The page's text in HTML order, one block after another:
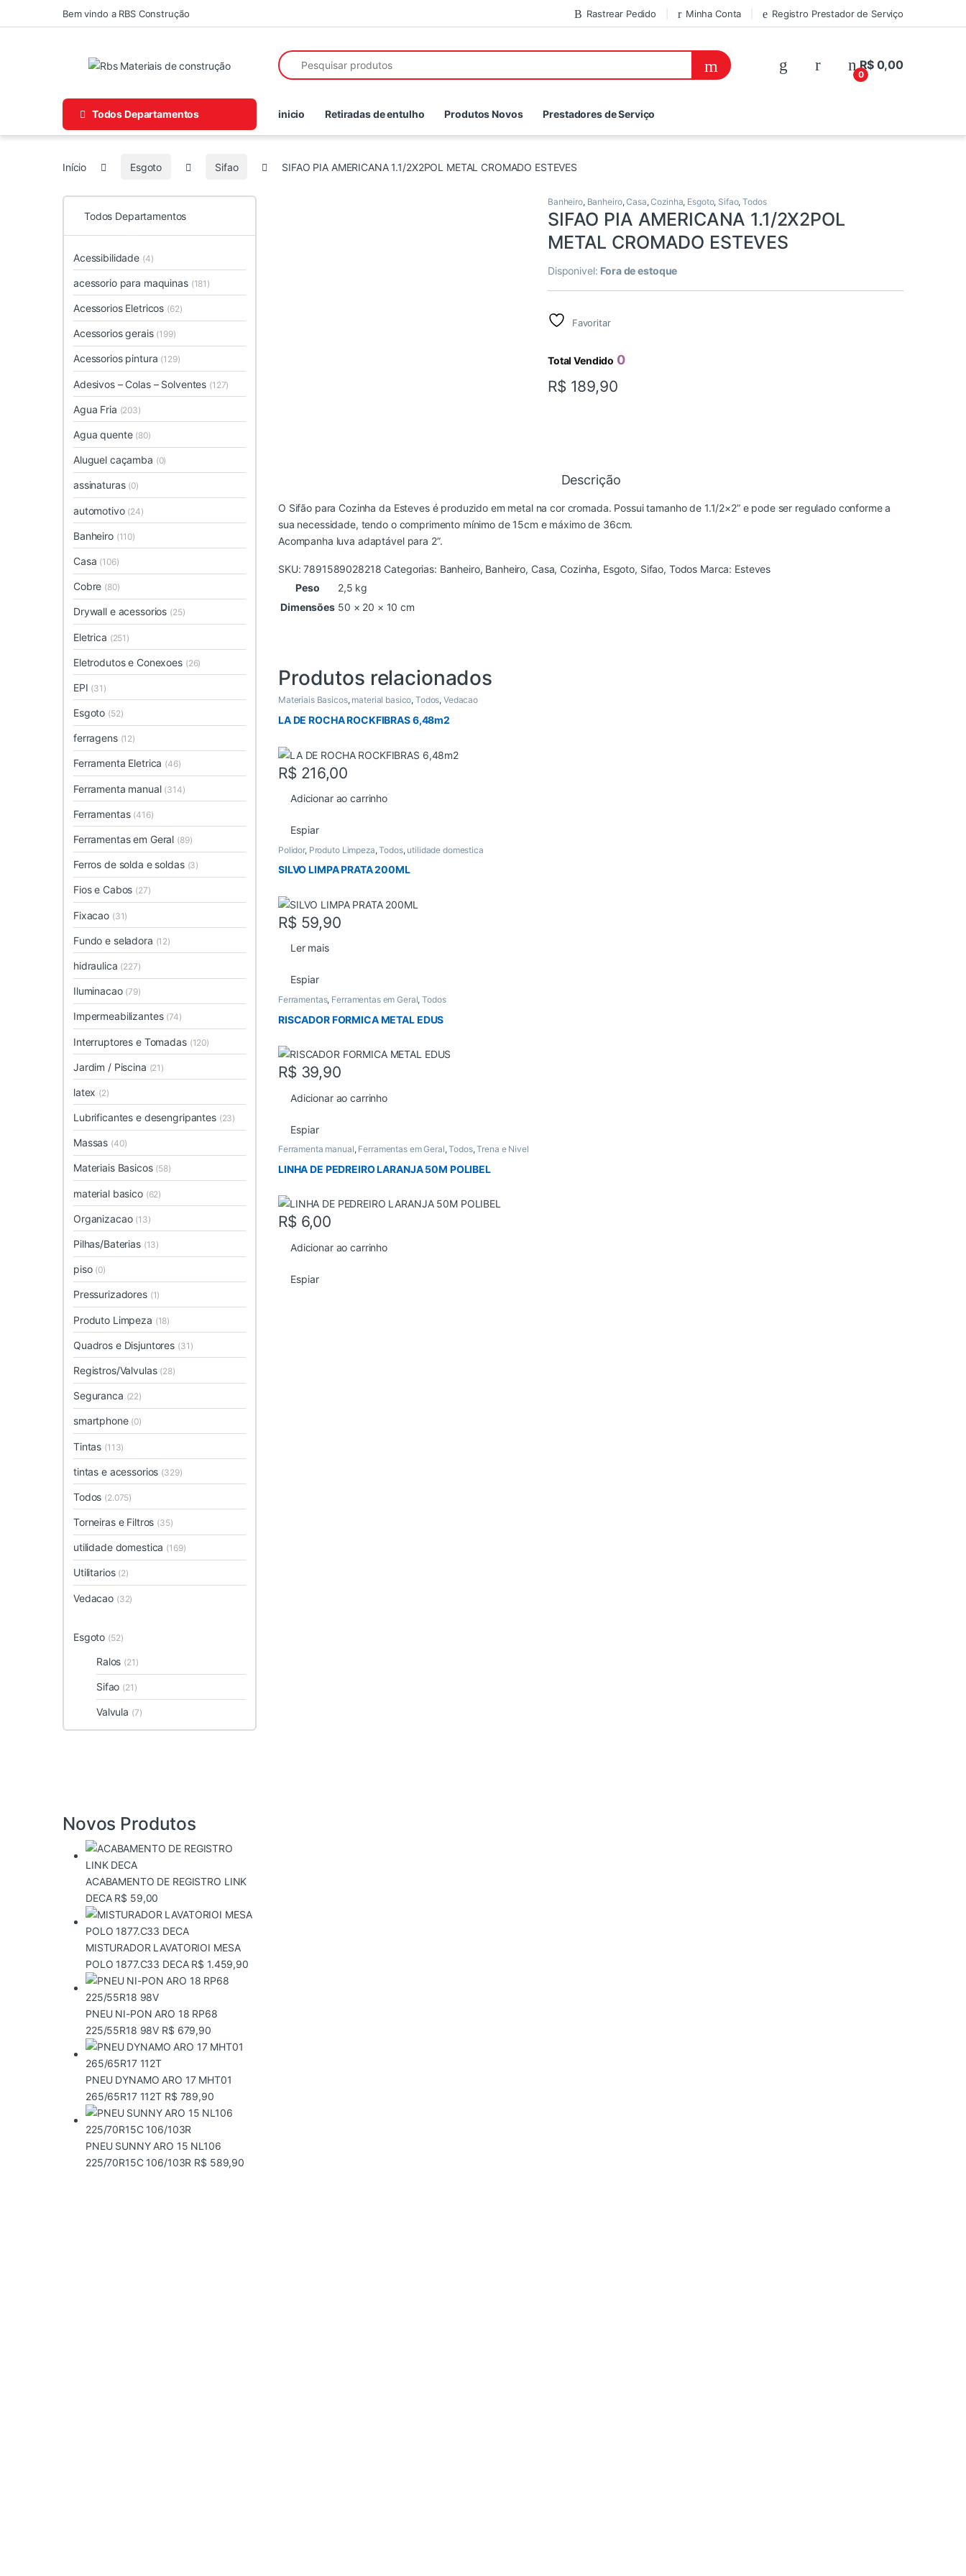
Skip to navigation
Skip to contentBem vindo a RBS Construção Rastrear Pedido Minha Conta Registro Prestador de Serviço
Search for:
0
R$0,00
Todos Departamentos inicio Retiradas de entulho Produtos Novos Prestadores de Serviço
Início Esgoto Sifao SIFAO PIA AMERICANA 1.1/2X2POL METAL CROMADO ESTEVES
Banheiro, Banheiro,Casa,Cozinha, Esgoto, Sifao,Todos
SIFAO PIA AMERICANA 1.1/2X2POL
METAL CROMADO ESTEVES
Disponivel: Fora de estoque
Favoritar
Total Vendido 0
R$ 189,90
Descrição
O Sifão para Cozinha da Esteves é produzido em metal na cor cromada. Possui tamanho de 1.1/2×2” e pode ser regulado conforme a
sua necessidade, tendo o comprimento mínimo de 15cm e máximo de 36cm.
Acompanha luva adaptável para 2”.
SKU:7891589028218 Categorias: Banheiro, Banheiro, Casa, Cozinha, Esgoto, Sifao, Todos Marca: Esteves
Peso
2,5 kg
Dimensões 50 × 20 × 10 cm
Produtos relacionados
Materiais Basicos, material basico, Todos,Vedacao
LA DE ROCHA ROCKFIBRAS 6,48m2
R$ 216,00
Adicionar ao carrinho
Espiar
Polidor, Produto Limpeza,Todos, utilidade domestica
SILVO LIMPA PRATA 200ML
R$ 59,90
Ler mais
Espiar
Ferramentas, Ferramentas em Geral,Todos
RISCADOR FORMICA METAL EDUS
R$ 39,90
Adicionar ao carrinho
Espiar
Ferramenta manual, Ferramentas em Geral,Todos,Trena e Nivel
LINHA DE PEDREIRO LARANJA 50M POLIBEL
R$ 6,00
Adicionar ao carrinho
Espiar
Todos Departamentos
Acessibilidade (4)
acessorio para maquinas (181)
Acessorios Eletricos (62)
Acessorios gerais (199)
Acessorios pintura (129)
Adesivos – Colas – Solventes (127)
Agua Fria (203)
Agua quente (80)
Aluguel caçamba (0)
assinaturas (0)
automotivo (24)
Banheiro (110)
Casa (106)
Cobre (80)
Drywall e acessorios (25)
Eletrica (251)
Eletrodutos e Conexoes (26)
EPI (31)
Esgoto (52)
ferragens (12)
Ferramenta Eletrica (46)
Ferramenta manual (314)
Ferramentas (416)
Ferramentas em Geral (89)
Ferros de solda e soldas (3)
Fios e Cabos (27)
Fixacao (31)
Fundo e seladora (12)
hidraulica (227)
Iluminacao (79)
Impermeabilizantes (74)
Interruptores e Tomadas (120)
Jardim / Piscina (21)
latex (2)
Lubrificantes e desengripantes (23)
Massas (40)
Materiais Basicos (58)
material basico (62)
Organizacao (13)
Pilhas/Baterias (13)
piso (0)
Pressurizadores (1)
Produto Limpeza (18)
Quadros e Disjuntores (31)
Registros/Valvulas (28)
Seguranca (22)
smartphone (0)
Tintas (113)
tintas e acessorios (329)
Todos (2.075)
Torneiras e Filtros (35)
utilidade domestica (169)
Utilitarios (2)
Vedacao (32)
Esgoto (52)
Ralos (21)
Sifao (21)
Valvula (7)
Novos Produtos
ACABAMENTO DE REGISTRO LINK
DECA R$ 59,00
MISTURADOR LAVATORIOI MESA
POLO 1877.C33 DECA R$ 1.459,90
PNEU NI-PON ARO 18 RP68
225/55R18 98V R$ 679,90
PNEU DYNAMO ARO 17 MHT01
265/65R17 112T R$ 789,90
PNEU SUNNY ARO 15 NL106
225/70R15C 106/103R R$ 589,90